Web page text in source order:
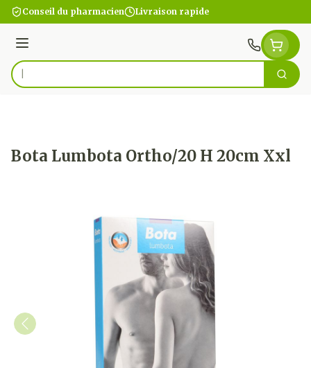
Aller au contenu
Conseil du pharmacien Livraison rapide
Menu
Rechercher
Bota Lumbota Ortho/20 H 20cm Xxl